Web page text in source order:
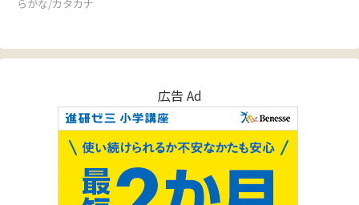
らがな/カタカナ
広告 Ad